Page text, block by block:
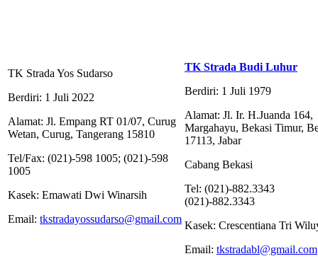
TK Strada Yos Sudarso
Berdiri: 1 Juli 2022
Alamat: Jl. Empang RT 01/07, Curug
Wetan, Curug, Tangerang 15810
Tel/Fax: (021)-598 1005; (021)-598
1005
Kasek: Emawati Dwi Winarsih
Email: tkstradayossudarso@gmail.com
TK Strada Budi Luhur
Berdiri: 1 Juli 1979
Alamat: Jl. Ir. H.Juanda 164,
Margahayu, Bekasi Timur,
17113, Jabar
Cabang Bekasi
Tel: (021)-882.3343
(021)-882.3343
Kasek: Crescentiana Tri
Email: tkstradabl@gmail.com